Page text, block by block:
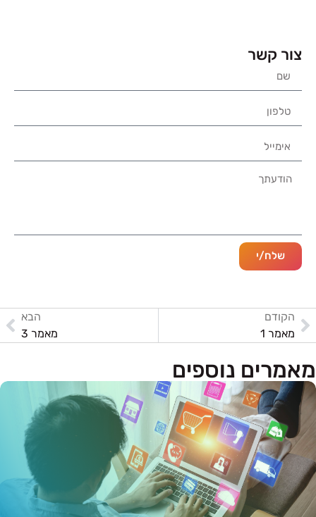
צור קשר
שלח/י
הקודם
מאמר 1
הבא
מאמר 3
מאמרים נוספים